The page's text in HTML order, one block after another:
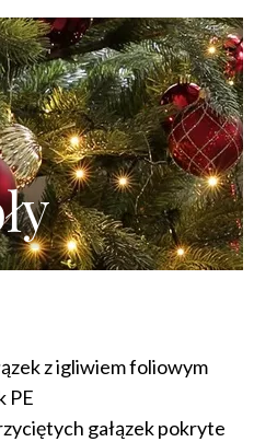
z igliwiem foliowym
PE
gałązek pokryte